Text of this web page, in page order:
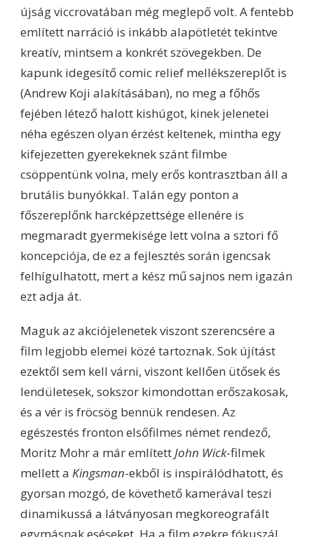
újság viccrovatában még meglepő volt. A fentebb
említett narráció is inkább alapötletét tekintve
kreatív, mintsem a konkrét szövegekben. De
kapunk idegesítő comic relief mellékszereplőt is
(Andrew Koji alakításában), no meg a főhős
fejében létező halott kishúgot, kinek jelenetei
néha egészen olyan érzést keltenek, mintha egy
kifejezetten gyerekeknek szánt filmbe
csöppentünk volna, mely erős kontrasztban áll a
brutális bunyókkal. Talán egy ponton a
főszereplőnk harcképzettsége ellenére is
megmaradt gyermekisége lett volna a sztori fő
koncepciója, de ez a fejlesztés során igencsak
felhígulhatott, mert a kész mű sajnos nem igazán
ezt adja át.
Maguk az akciójelenetek viszont szerencsére a
film legjobb elemei közé tartoznak. Sok újítást
ezektől sem kell várni, viszont kellően ütősek és
lendületesek, sokszor kimondottan erőszakosak,
és a vér is fröcsög bennük rendesen. Az
egészestés fronton elsőfilmes német rendező,
Moritz Mohr a már említett John Wick-filmek
mellett a Kingsman-ekből is inspirálódhatott, és
gyorsan mozgó, de követhető kamerával teszi
dinamikussá a látványosan megkoreografált
egymásnak eséseket. Ha a film ezekre fókuszál,